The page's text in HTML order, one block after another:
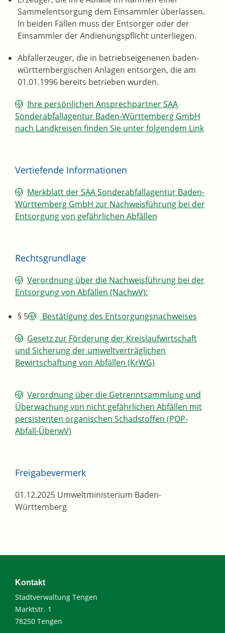
Sammelentsorgung dem Einsammler überlassen.
In beiden Fällen muss der Entsorger oder der
Einsammler der Andienungspflicht unterliegen.
Abfallerzeuger, die in betriebseigenenen baden-
württembergischen Anlagen entsorgen, die am
01.01.1996 bereits betrieben wurden.
Ihre persönlichen Ansprechpartner SAA
Sonderabfallagentur Baden-Württemberg GmbH
nach Landkreisen finden Sie unter folgendem Link
Vertiefende Informationen
Merkblatt der SAA Sonderabfallagentur Baden-
Württemberg GmbH zur Nachweisführung bei der
Entsorgung von gefährlichen Abfällen
Rechtsgrundlage
Verordnung über die Nachweisführung bei der
Entsorgung von Abfällen (NachwV):
§ 5
Bestätigung des Entsorgungsnachweises
Gesetz zur Förderung der Kreislaufwirtschaft
und Sicherung der umweltverträglichen
Bewirtschaftung von Abfällen (KrWG)
Verordnung über die Getrenntsammlung und
Überwachung von nicht gefährlichen Abfällen mit
persistenten organischen Schadstoffen (POP-
Abfall-ÜberwV)
Freigabevermerk
01.12.2025 Umweltministerium Baden-
Württemberg
Kontakt
Stadtverwaltung Tengen
Marktstr. 1
78250 Tengen